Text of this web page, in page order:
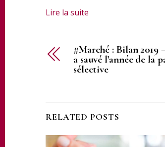
Lire la suite
#Marché : Bilan 2019
a sauvé l’année de la
sélective
RELATED POSTS